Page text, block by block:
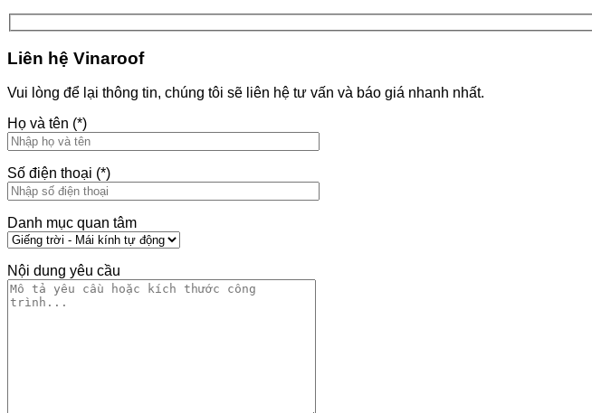
Liên hệ Vinaroof
Vui lòng để lại thông tin, chúng tôi sẽ liên hệ tư vấn và báo giá nhanh nhất.
Họ và tên (*)
Số điện thoại (*)
Danh mục quan tâm
Nội dung yêu cầu